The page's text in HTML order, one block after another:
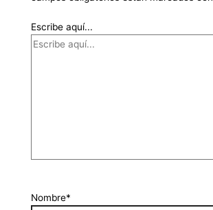
Escribe aquí...
Nombre*